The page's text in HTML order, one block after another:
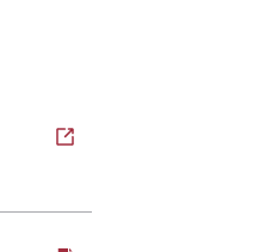
Open in new tab